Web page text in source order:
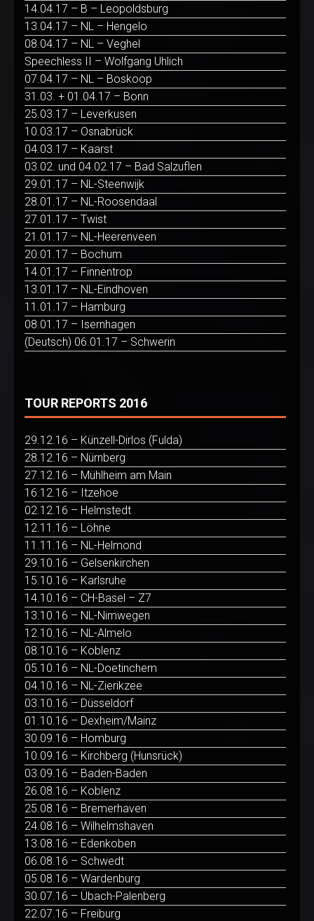
14.04.17 – B – Leopoldsburg
13.04.17 – NL – Hengelo
08.04.17 – NL – Veghel
Speechless II – Wolfgang Uhlich
07.04.17 – NL – Boskoop
31.03. + 01.04.17 – Bonn
25.03.17 – Leverkusen
10.03.17 – Osnabrück
04.03.17 – Kaarst
03.02. und 04.02.17 – Bad Salzuflen
29.01.17 – NL-Steenwijk
28.01.17 – NL-Roosendaal
27.01.17 – Twist
21.01.17 – NL-Heerenveen
20.01.17 – Bochum
14.01.17 – Finnentrop
13.01.17 – NL-Eindhoven
11.01.17 – Hamburg
08.01.17 – Isernhagen
(Deutsch) 06.01.17 – Schwerin
TOUR REPORTS 2016
29.12.16 – Künzell-Dirlos (Fulda)
28.12.16 – Nürnberg
27.12.16 – Mühlheim am Main
16.12.16 – Itzehoe
02.12.16 – Helmstedt
12.11.16 – Löhne
11.11.16 – NL-Helmond
29.10.16 – Gelsenkirchen
15.10.16 – Karlsruhe
14.10.16 – CH-Basel – Z7
13.10.16 – NL-Nimwegen
12.10.16 – NL-Almelo
08.10.16 – Koblenz
05.10.16 – NL-Doetinchem
04.10.16 – NL-Zierikzee
03.10.16 – Düsseldorf
01.10.16 – Dexheim/Mainz
30.09.16 – Homburg
10.09.16 – Kirchberg (Hunsrück)
03.09.16 – Baden-Baden
26.08.16 – Koblenz
25.08.16 – Bremerhaven
24.08.16 – Wilhelmshaven
13.08.16 – Edenkoben
06.08.16 – Schwedt
05.08.16 – Wardenburg
30.07.16 – Übach-Palenberg
22.07.16 – Freiburg